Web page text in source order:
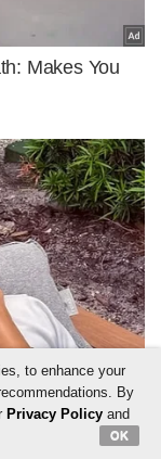
to enhance your
By
Privacy Policyand
OK